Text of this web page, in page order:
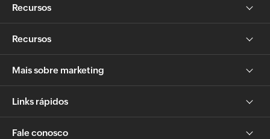
Recursos
Recursos
Mais sobre marketing
Links rápidos
Fale conosco